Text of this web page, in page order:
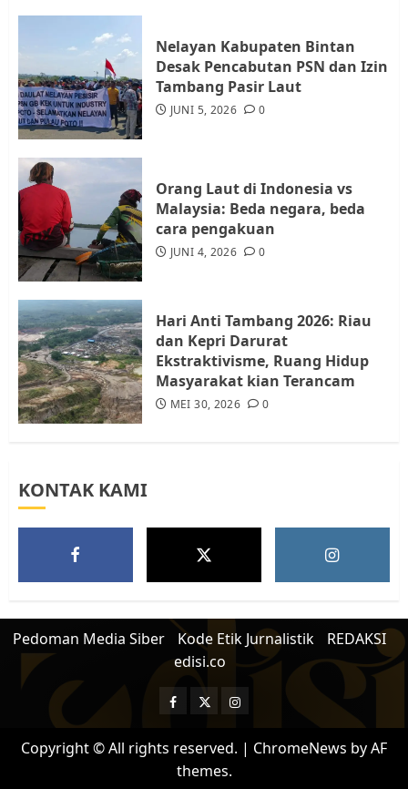
4
Warga Rempang Ajukan
Audiensi dengan Wali Kota
5
Tim Advokasi Desak BP Batam
Berhenti Merampas Tanah
Nelayan Kabupaten Bintan
Desak Pencabutan PSN dan Izin
Tambang Pasir Laut
JUNI 5, 2026 0
Orang Laut di Indonesia vs
Malaysia: Beda negara, beda
cara pengakuan
JUNI 4, 2026 0
Hari Anti Tambang 2026: Riau
dan Kepri Darurat
Ekstraktivisme, Ruang Hidup
Masyarakat kian Terancam
MEI 30, 2026 0
KONTAK KAMI
Pedoman Media Siber Kode Etik Jurnalistik
REDAKSI
edisi.co
Facebook
TwitterInstagram
Copyright © All rights reserved. | ChromeNews by AF
themes.